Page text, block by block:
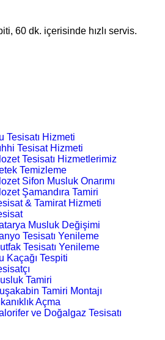
60 dk. içerisinde hızlı servis.
Tesisatı Hizmeti
Tesisat Hizmeti
Tesisatı Hizmetlerimiz
Temizleme
Sifon Musluk Onarımı
Şamandıra Tamiri
& Tamirat Hizmeti
Musluk Değişimi
Tesisatı Yenileme
Tesisatı Yenileme
Kaçağı Tespiti
Tamiri
Tamiri Montajı
Açma
ve Doğalgaz Tesisatı